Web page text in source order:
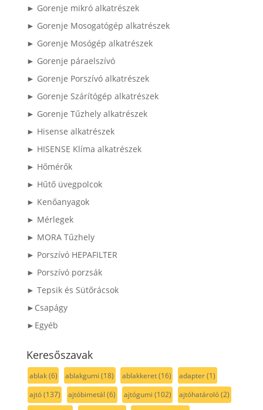
► Gorenje mikró alkatrészek
► Gorenje Mosogatógép alkatrészek
► Gorenje Mosógép alkatrészek
► Gorenje páraelszívó
► Gorenje Porszívó alkatrészek
► Gorenje Szárítógép alkatrészek
► Gorenje Tűzhely alkatrészek
► Hisense alkatrészek
► HISENSE Klíma alkatrészek
► Hőmérők
► Hűtő üvegpolcok
► Kenőanyagok
► Mérlegek
► MORA Tűzhely
► Porszívó HEPAFILTER
► Porszívó porzsák
► Tepsik és Sütőrácsok
►Csapágy
►Egyéb
Keresőszavak
ablak(6) ablakgumi (18) ablakkeret(16) adapter(1)
ajtó(137) ajtóbimetál (6) ajtógumi (102) ajtóhatároló(2)